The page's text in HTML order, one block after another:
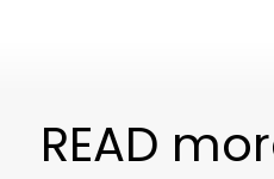
READ